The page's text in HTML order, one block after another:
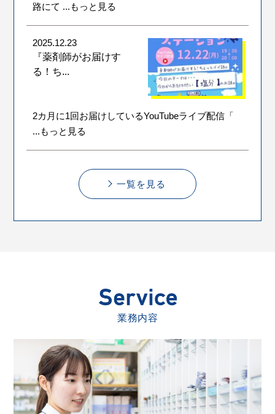
路にて ...もっと見る
2025.12.23
『薬剤師がお届けす
る！ち...
2カ月に1回お届けしているYouTubeライブ配信「
...もっと見る
一覧を見る
業務内容